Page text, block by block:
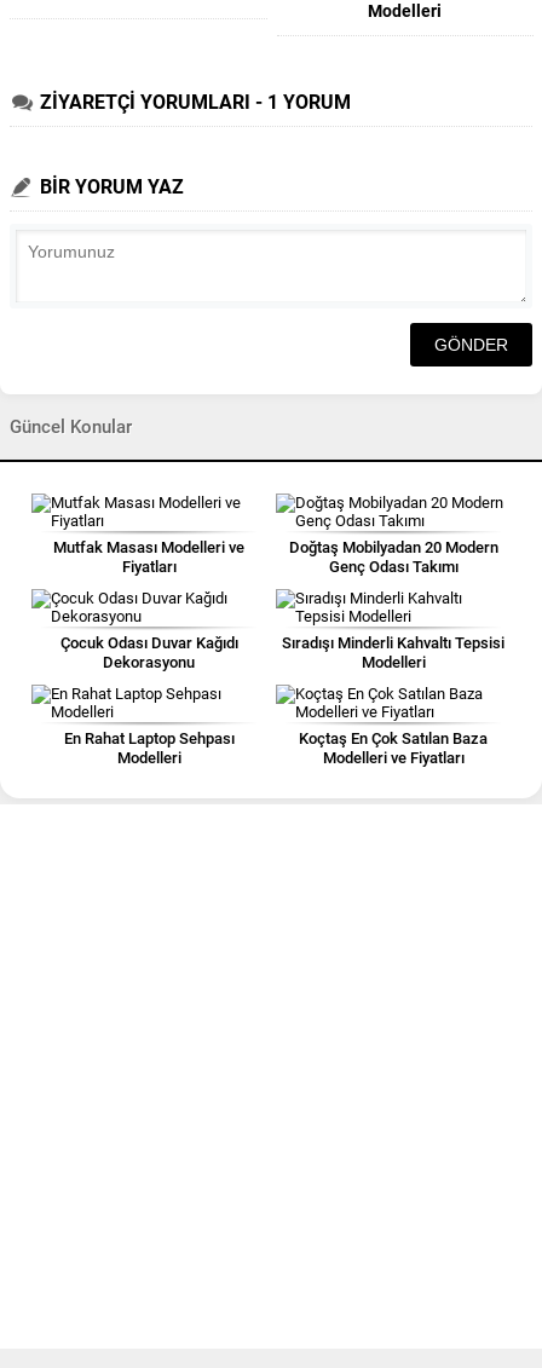
Modelleri
ZİYARETÇİ YORUMLARI - 1 YORUM
BİR YORUM YAZ
Güncel Konular
Mutfak Masası Modelleri ve
Fiyatları
Doğtaş Mobilyadan 20 Modern
Genç Odası Takımı
Çocuk Odası Duvar Kağıdı
Dekorasyonu
Sıradışı Minderli Kahvaltı Tepsisi
Modelleri
En Rahat Laptop Sehpası
Modelleri
Koçtaş En Çok Satılan Baza
Modelleri ve Fiyatları